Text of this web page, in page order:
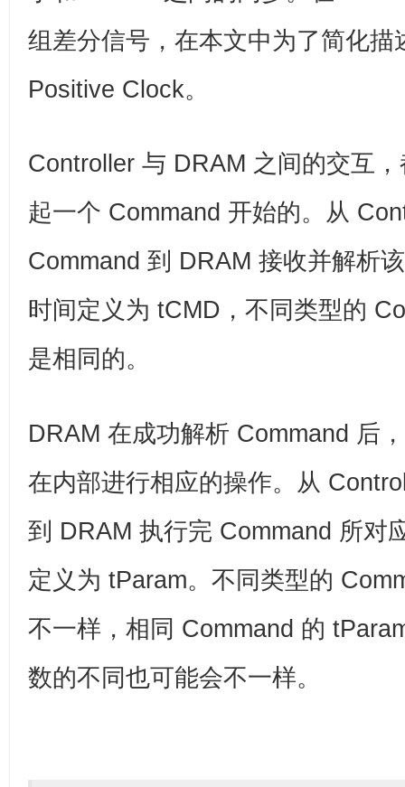
组差分信号，在本文中为了简化描
Positive Clock。
Controller 与 DRAM 之间的交互
起一个 Command 开始的。从
Command 到 DRAM 接收并解析
时间定义为 tCMD，不同类型的
是相同的。
DRAM 在成功解析 Command 后
在内部进行相应的操作。从
到 DRAM 执行完 Command 所对
定义为 tParam。不同类型的
不一样，相同 Command 的
数的不同也可能会不一样。